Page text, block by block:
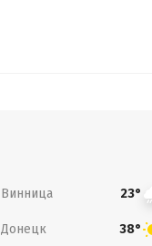
Винница 23°
Донецк 38°